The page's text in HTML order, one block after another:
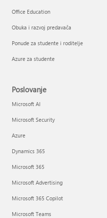
Office Education
Obuka i razvoj predavača
Ponude za studente i roditelje
Azure za studente
Poslovanje
Microsoft AI
Microsoft Security
Azure
Dynamics 365
Microsoft 365
Microsoft Advertising
Microsoft 365 Copilot
Microsoft Teams